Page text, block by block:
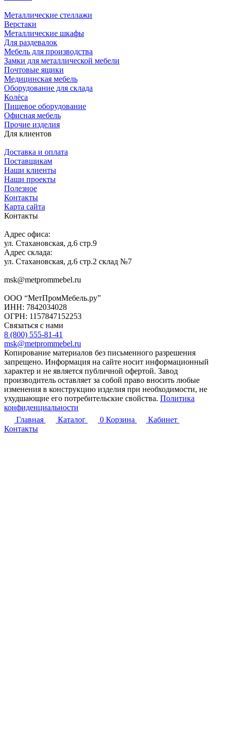
Металлические стеллажи
Верстаки
Металлические шкафы
Для раздевалок
Мебель для производства
Замки для металлической мебели
Почтовые ящики
Медицинская мебель
Оборудование для склада
Колёса
Пищевое оборудование
Офисная мебель
Прочие изделия
Для клиентов
Доставка и оплата
Поставщикам
Наши клиенты
Наши проекты
Полезное
Контакты
Карта сайта
Контакты
Адрес офиса:
ул. Стахановская, д.6 стр.9
Адрес склада:
ул. Стахановская, д.6 стр.2 склад №7
msk@metprommebel.ru
ООО “МетПромМебель.ру”
ИНН: 7842034028
ОГРН: 1157847152253
Связаться с нами
8 (800) 555-81-41
msk@metprommebel.ru
Копирование материалов без письменного разрешения
запрещено. Информация на сайте носит информационный
характер и не является публичной офертой. Завод
производитель оставляет за собой право вносить любые
изменения в конструкцию изделия при необходимости, не
ухудшающие его потребительские свойства. Политика
конфиденциальности
Главная
Каталог 0 Корзина
Кабинет
Контакты